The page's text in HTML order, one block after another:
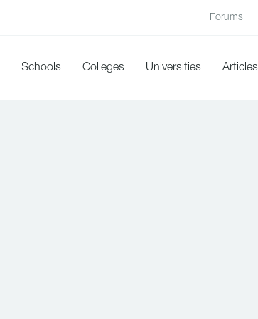
Forums
Schools Colleges Universities Articles